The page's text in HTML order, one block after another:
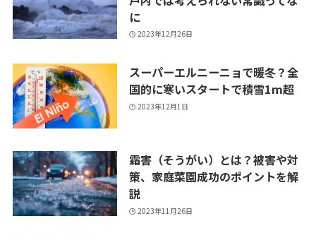
に
2023年12月26日
スーパーエルニーニョで暖冬？全
国的に寒いスタートで積雪1m超
2023年12月1日
霜害（そうがい）とは？被害や対
策、家庭菜園成功のポイントを解
説
2023年11月26日